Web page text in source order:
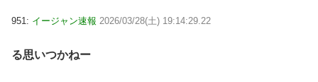
951: イージャン速報 2026/03/28(土) 19:14:29.22
る思いつかねー